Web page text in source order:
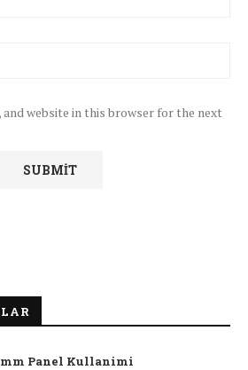
and website in this browser for the next
Panel Kullanimi